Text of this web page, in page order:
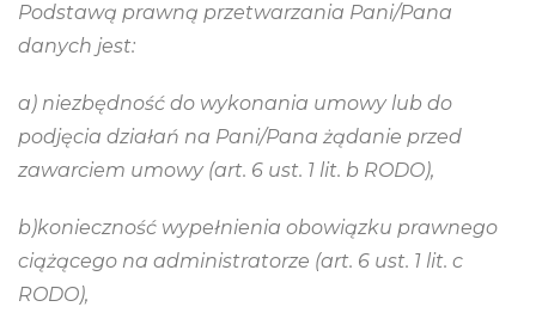
Podstawą prawną przetwarzania Pani/Pana
danych jest:
a) niezbędność do wykonania umowy lub do
podjęcia działań na Pani/Pana żądanie przed
zawarciem umowy (art. 6 ust. 1 lit. b RODO),
b)konieczność wypełnienia obowiązku prawnego
ciążącego na administratorze (art. 6 ust. 1 lit. c
RODO),